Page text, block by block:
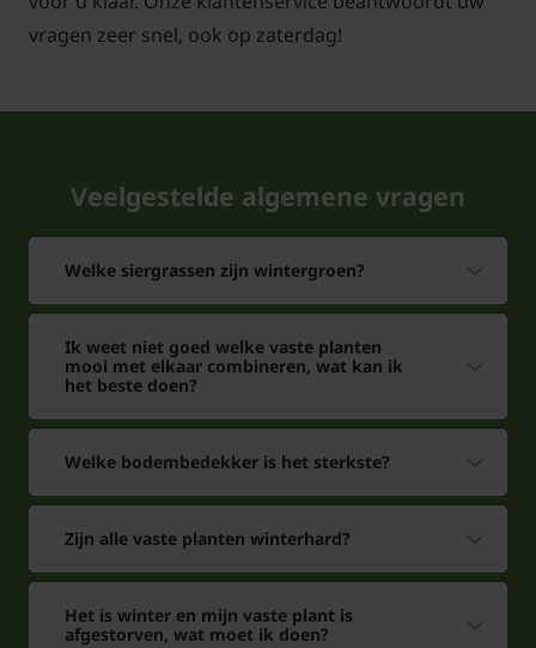
grassoort is goed winterhard.
worden gecombineerd met andere
planten?
Antwoord: Miscanthus sinensis 'Silberfeder',
met andere planten in de border. Zoals met andere
vaste planten, stuiken en siergrassen. Miscanthus is
één van de mooiste grassoorten uit de
grassenfamilie en is goed winterhard. Miscanthus
verdraagt veel zon. In het voorjaar begint deze
grassoort van uit de grond weer uit te lopen. Geef
een meststof bij en extra water als het warm is. De
onder beplanting is de Miscanthus sinensis
'Silberfeder', Prachtriet geschikt.
vragen zeer snel, ook op zaterdag!
Veelgestelde algemene vragen
Welke siergrassen zijn wintergroen?
Ik weet niet goed welke vaste planten
mooi met elkaar combineren, wat kan ik
het beste doen?
Welke bodembedekker is het sterkste?
Zijn alle vaste planten winterhard?
Het is winter en mijn vaste plant is
afgestorven, wat moet ik doen?